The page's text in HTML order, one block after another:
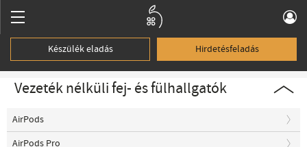
Készülék eladás Hirdetésfeladás
Vezeték nélküli fej- és fülhallgatók
AirPods
AirPods Pro